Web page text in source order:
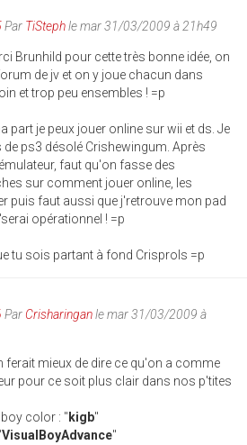
Par TiStephle mar 31/03/2009 à 21h49
Brunhild pour cette très bonne idée, on
de jv et on y joue chacun dans
et trop peu ensembles ! =p
part je peux jouer online sur wii et ds. Je
de ps3 désolé Crishewingum. Après
faut qu'on fasse des
sur comment jouer online, les
puis faut aussi que j'retrouve mon pad
opérationnel ! =p
tu sois partant à fond Crisprols =p
Par Crisharinganle mar 31/03/2009 à
ferait mieux de dire ce qu'on a comme
pour ce soit plus clair dans nos p'tites
boy color : " kigb"
VisualBoyAdvance"